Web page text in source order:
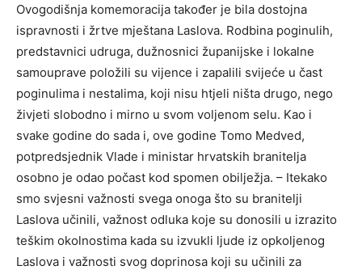
Ovogodišnja komemoracija također je bila dostojna
ispravnosti i žrtve mještana Laslova. Rodbina poginulih,
predstavnici udruga, dužnosnici županijske i lokalne
samouprave položili su vijence i zapalili svijeće u čast
poginulima i nestalima, koji nisu htjeli ništa drugo, nego
živjeti slobodno i mirno u svom voljenom selu. Kao i
svake godine do sada i, ove godine Tomo Medved,
potpredsjednik Vlade i ministar hrvatskih branitelja
osobno je odao počast kod spomen obilježja. – Itekako
smo svjesni važnosti svega onoga što su branitelji
Laslova učinili, važnost odluka koje su donosili u izrazito
teškim okolnostima kada su izvukli ljude iz opkoljenog
Laslova i važnosti svog doprinosa koji su učinili za